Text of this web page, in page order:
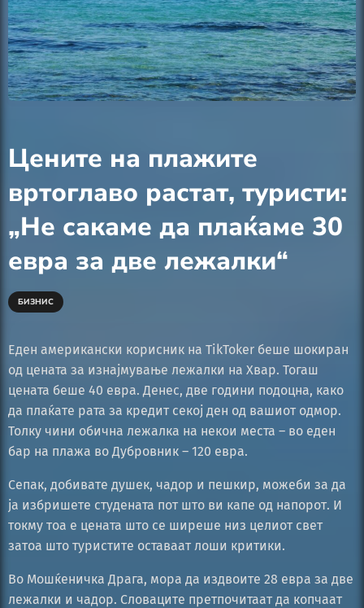
Цените на плажите
вртоглаво растат, туристи:
„Не сакаме да плаќаме 30
евра за две лежалки“
БИЗНИС
Еден американски корисник на TikToker беше шокиран
од цената за изнајмување лежалки на Хвар. Тогаш
цената беше 40 евра. Денес, две години подоцна, како
да плаќате рата за кредит секој ден од вашиот одмор.
Толку чини обична лежалка на некои места – во еден
бар на плажа во Дубровник – 120 евра.
Сепак, добивате душек, чадор и пешкир, можеби за да
ја избришете студената пот што ви капе од напорот. И
токму тоа е цената што се ширеше низ целиот свет
затоа што туристите оставаат лоши критики.
Во Мошќеничка Драга, мора да издвоите 28 евра за две
лежалки и чадор. Словаците претпочитаат да копчаат